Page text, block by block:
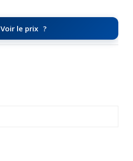
Voir le prix